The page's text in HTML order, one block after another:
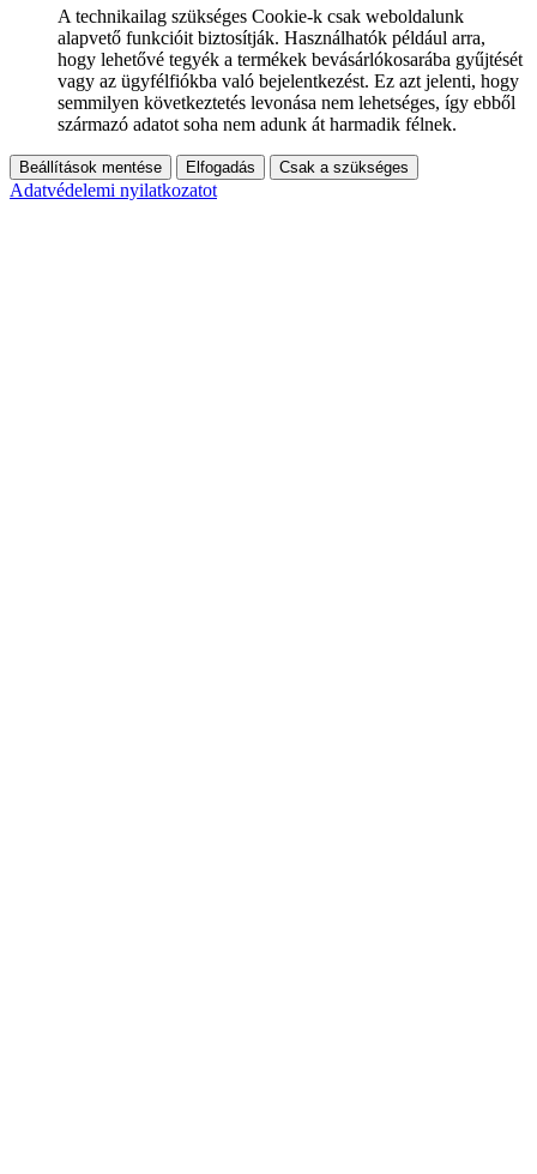
A technikailag szükséges Cookie-k csak weboldalunk
alapvető funkcióit biztosítják. Használhatók például arra,
hogy lehetővé tegyék a termékek bevásárlókosarába gyűjtését
vagy az ügyfélfiókba való bejelentkezést. Ez azt jelenti, hogy
semmilyen következtetés levonása nem lehetséges, így ebből
származó adatot soha nem adunk át harmadik félnek.
Beállítások mentése Elfogadás Csak a szükséges
Adatvédelemi nyilatkozatot